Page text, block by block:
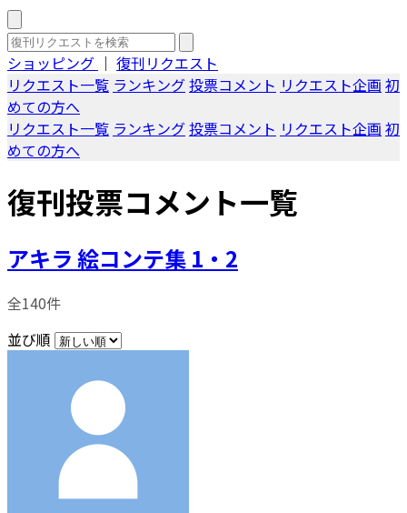
ショッピング ｜ 復刊リクエスト
リクエスト一覧 ランキング投票コメント リクエスト企画 初
めての方へ
リクエスト一覧 ランキング投票コメント リクエスト企画 初
めての方へ
復刊投票コメント一覧
アキラ 絵コンテ集 1・2
全140件
並び順